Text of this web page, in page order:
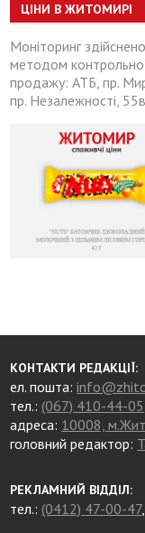
ЦІНИ В ЖИТОМИРІ
Моніторинг
методом
продажу: АТБ, пр.
пр. Незалежності,
КОНТАКТИ РЕДАКЦІЇ:
ел. пошта:
тел.: (067) 410-44-05
адреса: 10008,
головний редактор:
РЕКЛАМНИЙ ВІДДІЛ:
тел.: (0412) 47-00-47,